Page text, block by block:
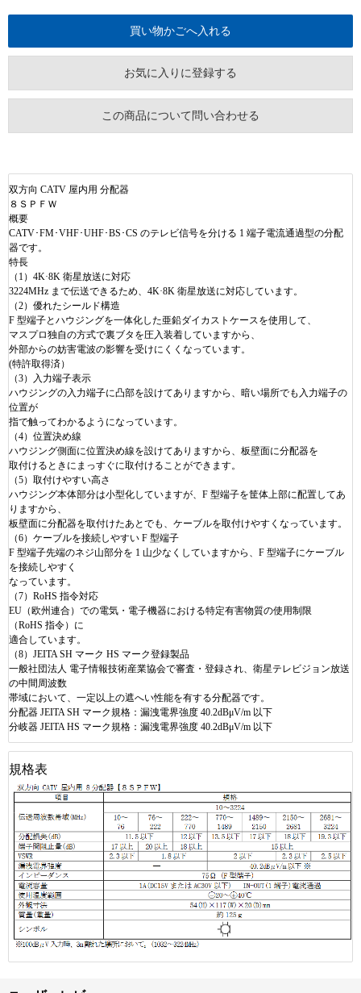
お気に入りに登録する
この商品について問い合わせる
双方向 CATV 屋内用 分配器
８ＳＰＦＷ
概要
CATV･FM･VHF･UHF･BS ･CS のテレビ信号を分ける 1 端子電流通過型の分配
器です。
特長
（ 1） 4K·8K 衛星放送に対応
3224MHz まで伝送できるため、 4K·8K 衛星放送に対応しています。
（2）優れたシールド構造
F 型端子とハウジングを一体化した亜鉛ダイカストケースを使用して、
マスプロ独自の方式で裏ブタを圧入装着していますから、
外部からの妨害電波の影響を受けにくくなっています。
(特許取得済）
（3）入力端子表示
ハウジングの入力端子に凸部を設けてありますから、暗い場所でも入力端子の
位置が
指で触ってわかるようになっています。
（4）位置決め線
ハウジング側面に位置決め線を設けてありますから、板壁面に分配器を
取付けるときにまっすぐに取付けることができます。
（5）取付けやすい高さ
ハウジング本体部分は小型化していますが、 F 型端子を筐体上部に配置してあ
りますから、
板壁面に分配器を取付けたあとでも、ケーブルを取付けやすくなっています。
（6）ケーブルを接続しやすい F 型端子
F 型端子先端のネジ山部分を 1 山少なくしていますから、 F 型端子にケーブル
を接続しやすく
なっています。
（7） RoHS 指令対応
EU （欧州連合）での電気・電子機器における特定有害物質の使用制限
（RoHS 指令）に
適合しています。
（8） JEITA SH マーク HS マーク登録製品
一般社団法人 電子情報技術産業協会で審査・登録され、衛星テレビジョン放送
の中間周波数
帯域において、一定以上の遮へい性能を有する分配器です。
分配器 JEITA SH マーク規格：漏洩電界強度 40.2dBμV/m 以下
分岐器 JEITA HS マーク規格：漏洩電界強度 40.2dBμV/m 以下
規格表